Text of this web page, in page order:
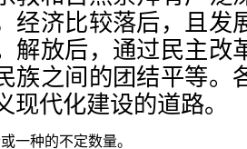
经济比较落后，且发
解放后，通过民主改
族之间的团结平等。
现代化建设的道路。
一种的不定数量。